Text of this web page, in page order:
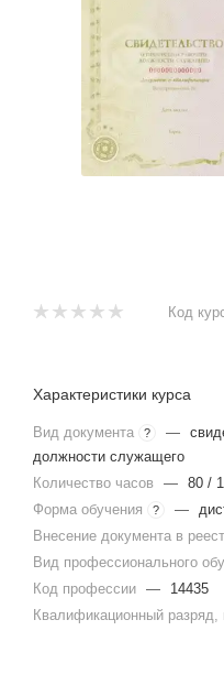
Код
Характеристики курса
Вид документа ? —
должности служащего
Количество часов
— 80 /
Форма обучения
? —
Внесение документа в
Вид профессионального
Код профессии —
14435
Квалификационный разряд,